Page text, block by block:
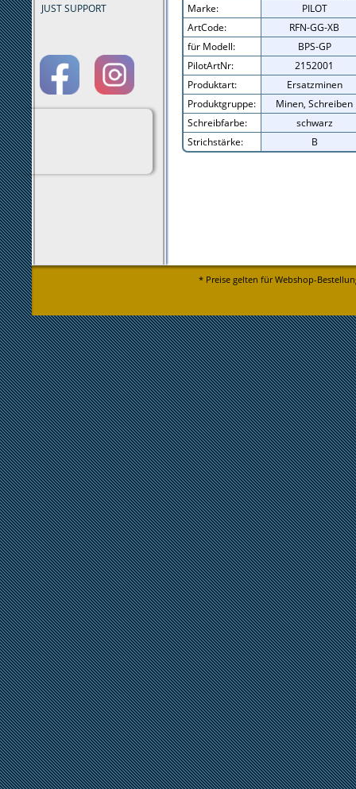
JUST SUPPORT
Marke:
PILOT
ArtCode:
RFN-GG-XB
für Modell:
BPS-GP
PilotArtNr:
2152001
Produktart:
Ersatzminen
Produktgruppe:
Minen, Schreiben
Schreibfarbe:
schwarz
Strichstärke:
B
* Preise gelten für Webshop-